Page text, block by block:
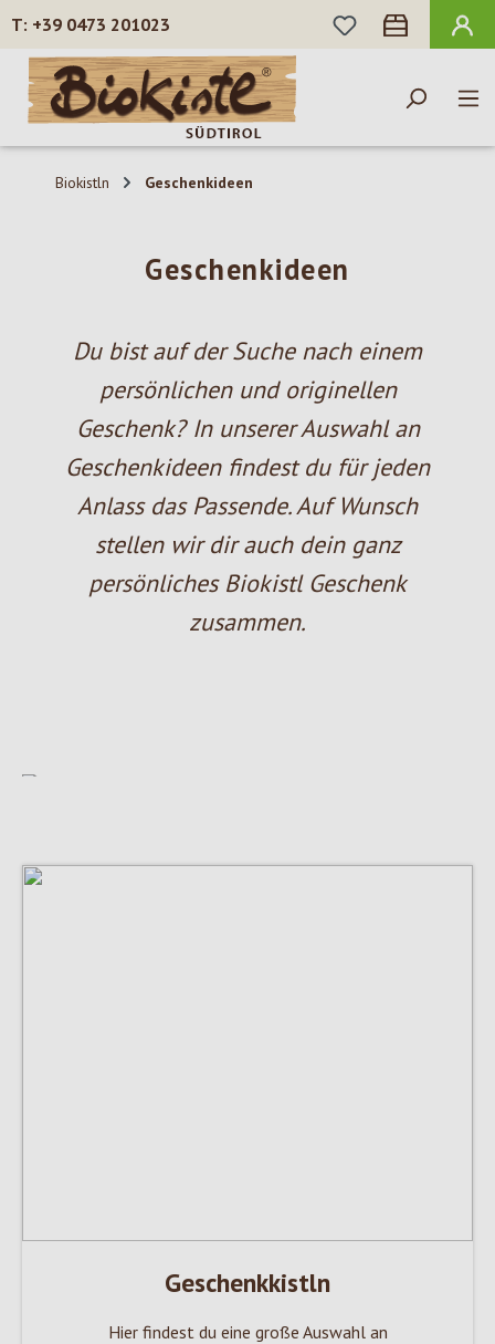
Zum Hauptinhalt springen
+39 0473 201023
DU HAST 0
Biokistln Geschenkideen
Geschenkideen
Du bist auf der Suche nach einem
persönlichen und originellen
Geschenk? In unserer Auswahl an
Geschenkideen findest du für jeden
Anlass das Passende. Auf Wunsch
stellen wir dir auch dein ganz
persönliches Biokistl Geschenk
zusammen.
Geschenkkistln
Hier findest du eine große Auswahl an